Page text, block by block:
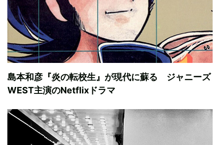
島本和彦『炎の転校生』が現代に蘇る ジャニーズ
WEST主演のNetflixドラマ